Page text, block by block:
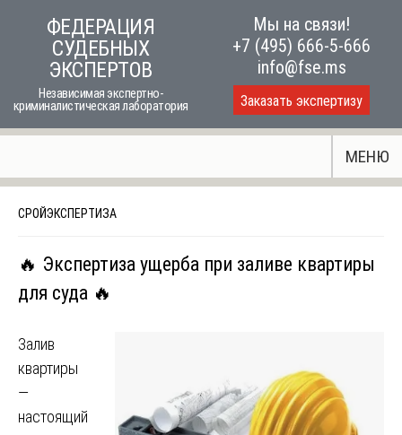
ФЕДЕРАЦИЯ
СУДЕБНЫХ
ЭКСПЕРТОВ
Независимая экспертно-
криминалистическая лаборатория
Мы на связи!
+7 (495) 666-5-666
info@fse.ms
Заказать экспертизу
МЕНЮ
СРОЙЭКСПЕРТИЗА
🔥 Экспертиза ущерба при заливе квартиры
для суда 🔥
Залив
квартиры
—
настоящий